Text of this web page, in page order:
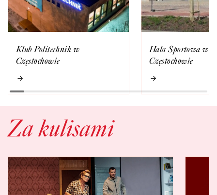
Klub Politechnik w
Częstochowie
Hala Sportowa w
Częstochowie
Za kulisami